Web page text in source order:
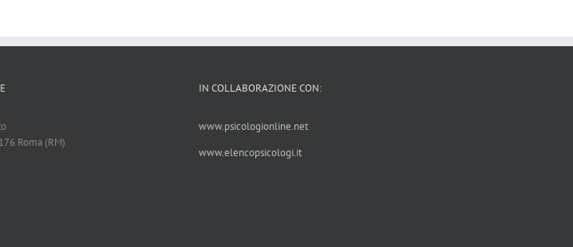
Roma (RM)
IN COLLABORAZIONE CON:
www.psicologionline.net
www.elencopsicologi.it